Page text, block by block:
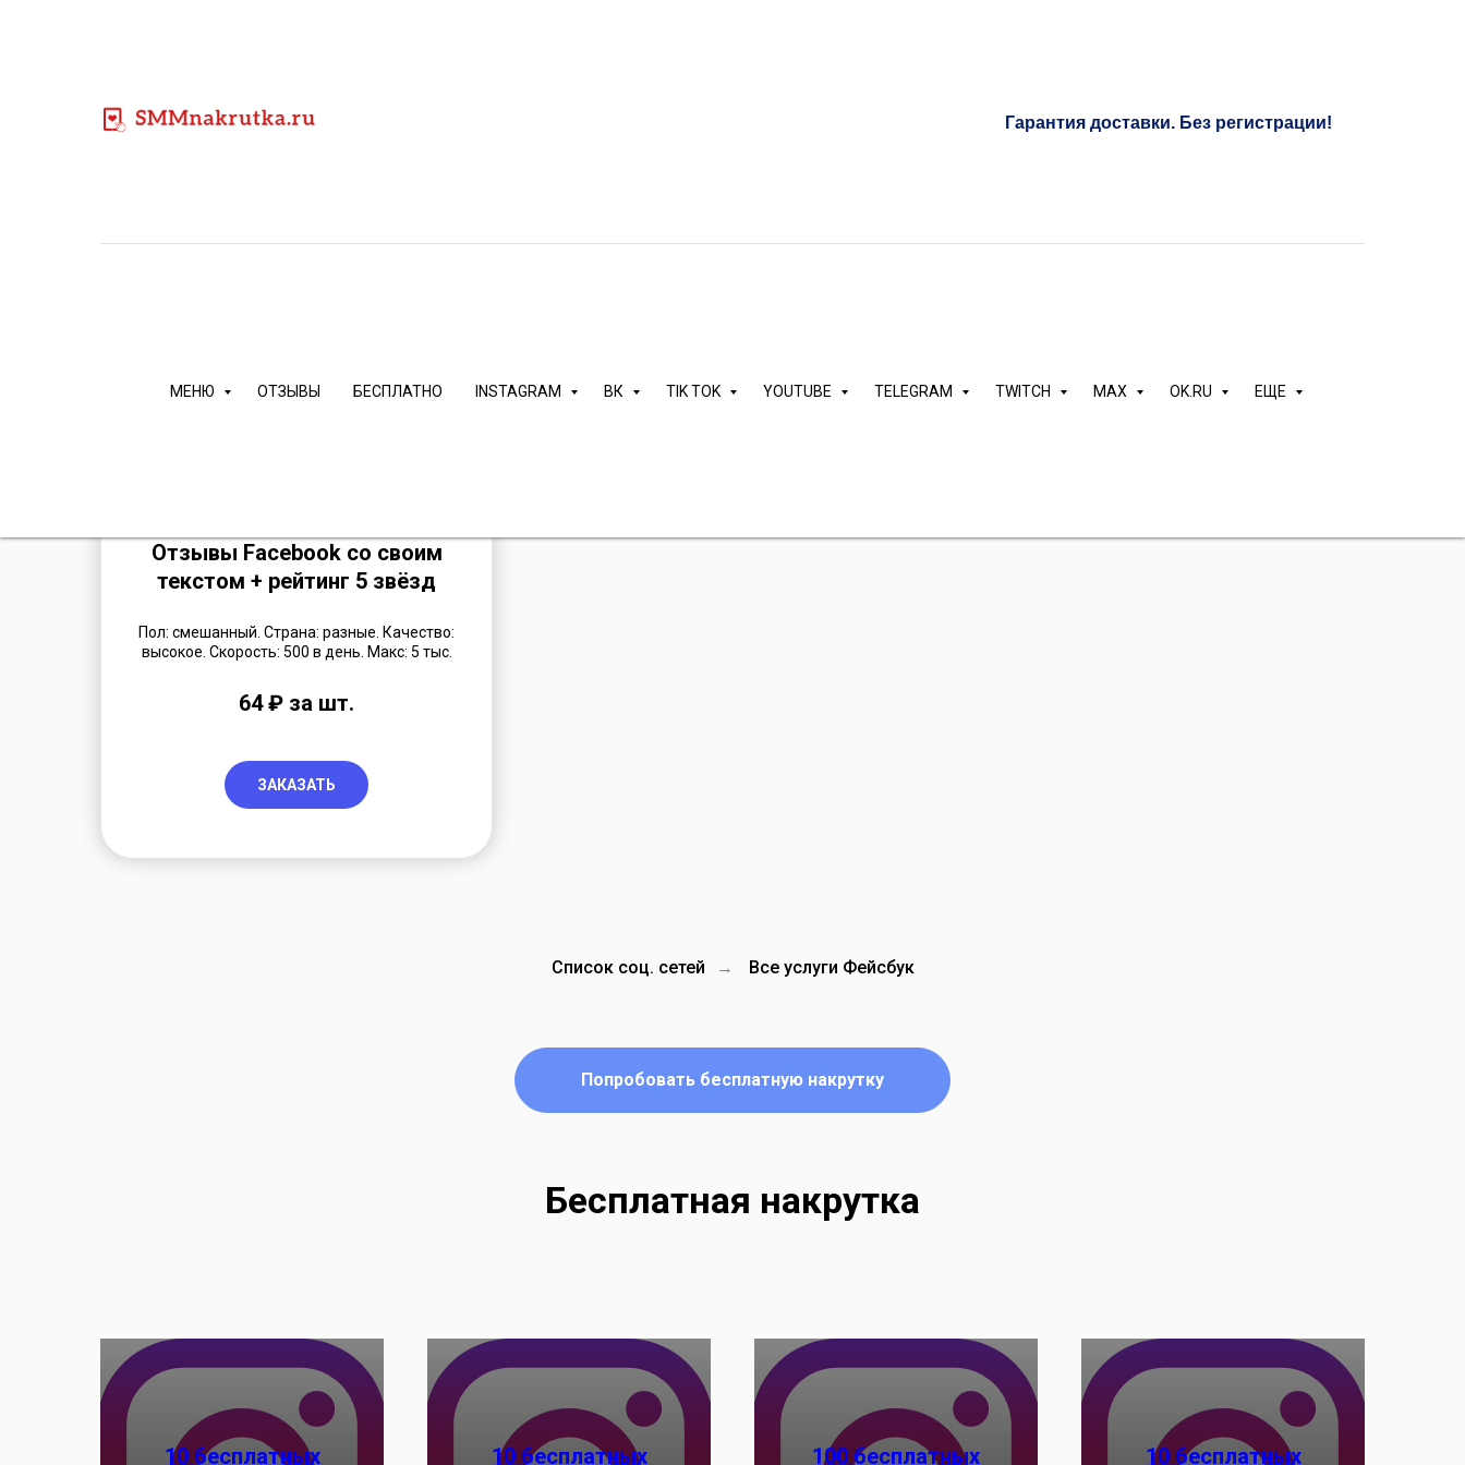
Гарантия доставки. Без регистрации!
МЕНЮ ОТЗЫВЫ БЕСПЛАТНО INSTAGRAM ВК TIK TOK YOUTUBE TELEGRAM TWITCH MAX OK.RU ЕЩЕ
Накрутка отзывов Facebook *
Отзывы Facebook со своим
текстом + рейтинг 5 звёзд
Пол: смешанный. Страна: разные. Качество:
высокое. Скорость: 500 в день. Макс: 5 тыс.
64 ₽ за шт.
ЗАКАЗАТЬ
Список соц. сетей → Все услуги Фейсбук
Попробовать бесплатную накрутку
Бесплатная накрутка
10 бесплатных
10 бесплатных
100 бесплатных
10 бесплатных